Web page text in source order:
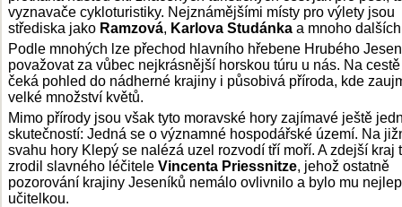
vyznavače cykloturistiky. Nejznámějšími místy pro výlety jsou
střediska jako Ramzová, Karlova Studánka a mnoho
Podle mnohých lze přechod hlavního hřebene Hrubého
považovat za vůbec nejkrásnější horskou túru u nás. Na
čeká pohled do nádherné krajiny i působivá příroda, kde
velké množství květů.
Mimo přírody jsou však tyto moravské hory zajímavé ještě
skutečností: Jedná se o významné hospodářské území. Na
svahu hory Klepý se nalézá uzel rozvodí tří moří. A zdejší kraj
zrodil slavného léčitele Vincenta Priessnitze, jehož ostatně
pozorování krajiny Jeseníků nemálo ovlivnilo a bylo mu
učitelkou.